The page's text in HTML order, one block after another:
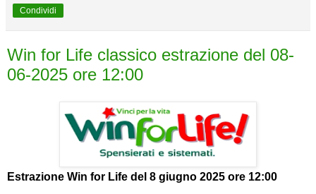
Condividi
Win for Life classico estrazione del 08-
06-2025 ore 12:00
Estrazione Win for Life del 8 giugno 2025 ore 12:00